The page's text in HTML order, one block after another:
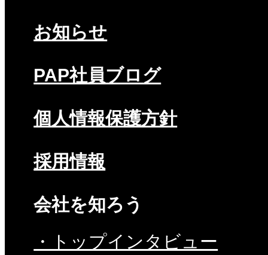
お知らせ
PAP社員ブログ
個人情報保護方針
採用情報
会社を知ろう
・トップインタビュー